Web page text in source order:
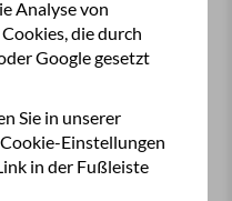
Gasthof Einfalt
Frühstücksbuffet
in the woods“
beim
Analyse von
die durch
Google gesetzt
Sie in unserer
Einstellungen
in der Fußleiste